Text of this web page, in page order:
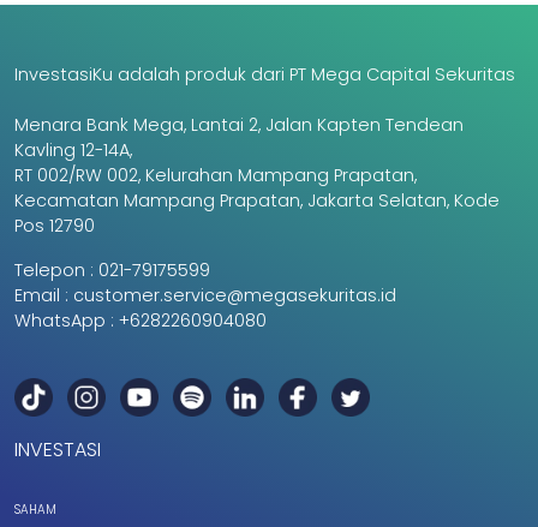
InvestasiKu adalah produk dari PT Mega Capital Sekuritas
Menara Bank Mega, Lantai 2, Jalan Kapten Tendean
Kavling 12-14A,
RT 002/RW 002, Kelurahan Mampang Prapatan,
Kecamatan Mampang Prapatan, Jakarta Selatan, Kode
Pos 12790
Telepon : 021-79175599
Email : customer.service@megasekuritas.id
WhatsApp : +6282260904080
INVESTASI
SAHAM